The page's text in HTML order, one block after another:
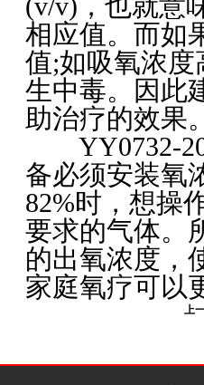
相应值。而如
值;如吸氧浓度
生中毒。因此
助治疗的效果
YY0732-
备必须安装氧
82%时，想操
要求的气体。
的出氧浓度，
家庭氧疗可以
上